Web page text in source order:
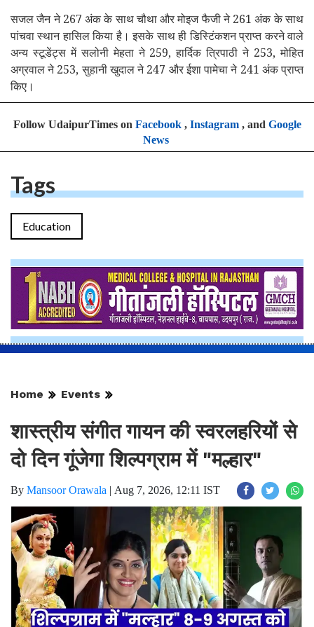
सजल जैन ने 267 अंक के साथ चौथा और मोइज फैजी ने 261 अंक के साथ
पांचवा स्थान हासिल किया है। इसके साथ ही डिस्टिंकशन प्राप्त करने वाले
अन्य स्टूडेंट्स में सलोनी मेहता ने 259, हार्दिक त्रिपाठी ने 253, मोहित
अग्रवाल ने 253, सुहानी खुदाल ने 247 और ईशा पामेचा ने 241 अंक प्राप्त
किए।
Follow UdaipurTimes on Facebook, Instagram, and Google
News
Tags
Education
Home Events
शास्त्रीय संगीत गायन की स्वरलहरियों से
दो दिन गूंजेगा शिल्पग्राम में "मल्हार"
By Mansoor Orawala | Aug 7, 2026, 12:11 IST